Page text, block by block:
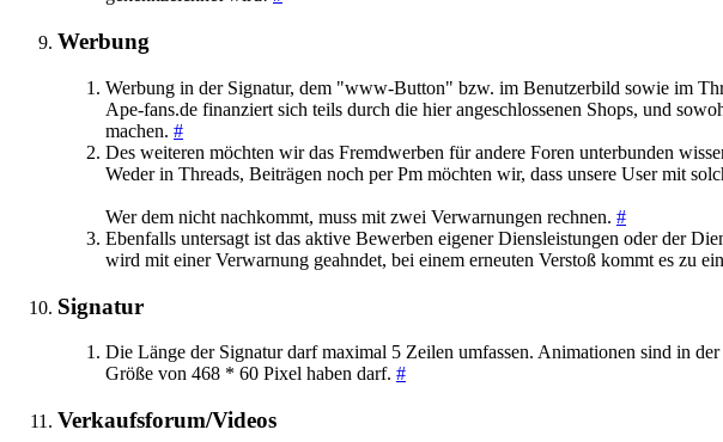
Werbung
Werbung in der Signatur, dem "www-Button" bzw. im Benutzerbild sowie im
Ape-fans.de finanziert sich teils durch die hier angeschlossenen Shops, und
machen. #
Des weiteren möchten wir das Fremdwerben für andere Foren unterbunden
Weder in Threads, Beiträgen noch per Pm möchten wir, dass unsere User mit
Wer dem nicht nachkommt, muss mit zwei Verwarnungen rechnen. #
Ebenfalls untersagt ist das aktive Bewerben eigener Diensleistungen oder der
wird mit einer Verwarnung geahndet, bei einem erneuten Verstoß kommt es zu
Signatur
Die Länge der Signatur darf maximal 5 Zeilen umfassen. Animationen sind in
Größe von 468 * 60 Pixel haben darf. #
Verkaufsforum/Videos